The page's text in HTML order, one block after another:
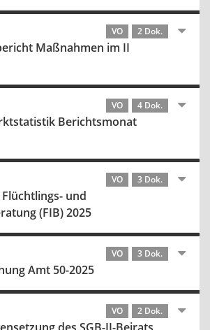
VO 2 Dok.
Maßnahmen im II
VO 4 Dok.
Berichtsmonat
VO 3 Dok.
und
(FIB) 2025
VO 3 Dok.
Amt 50-2025
VO 2 Dok.